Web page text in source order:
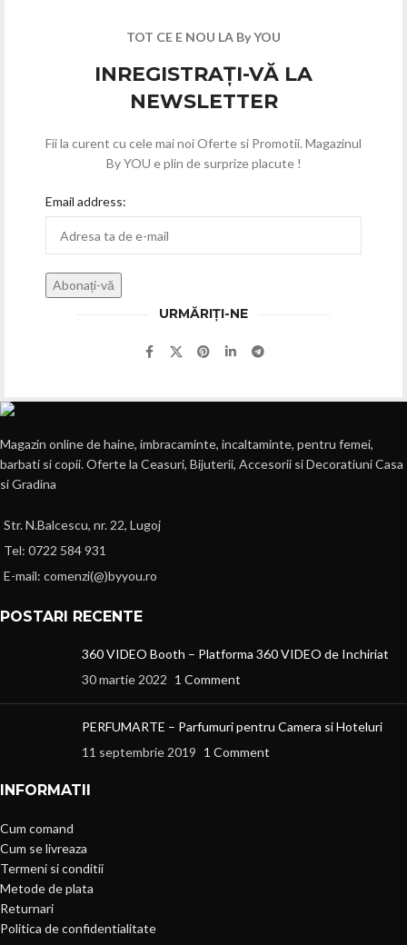
TOT CE E NOU LA By YOU
INREGISTRAȚI-VĂ LA
NEWSLETTER
Fii la curent cu cele mai noi Oferte si Promotii. Magazinul
By YOU e plin de surprize placute !
Email address:
URMĂRIȚI-NE
Magazin online de haine, imbracaminte, incaltaminte, pentru femei,
barbati si copii. Oferte la Ceasuri, Bijuterii, Accesorii si Decoratiuni Casa
si Gradina
Str. N.Balcescu, nr. 22, Lugoj
Tel: 0722 584 931
E-mail: comenzi(@)byyou.ro
POSTARI RECENTE
360 VIDEO Booth – Platforma 360 VIDEO de Inchiriat
30 martie 2022 1 Comment
PERFUMARTE – Parfumuri pentru Camera si Hoteluri
11 septembrie 2019 1 Comment
INFORMATII
Cum comand
Cum se livreaza
Termeni si conditii
Metode de plata
Returnari
Politica de confidentialitate